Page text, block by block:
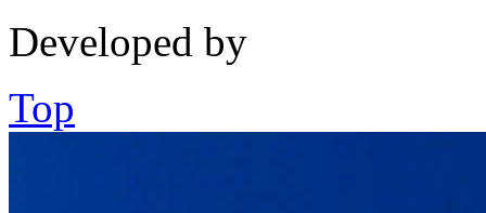
Developed by
Top